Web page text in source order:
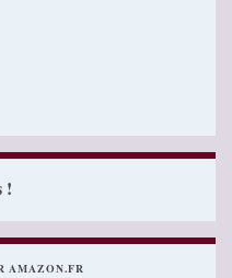
!
AMAZON.FR